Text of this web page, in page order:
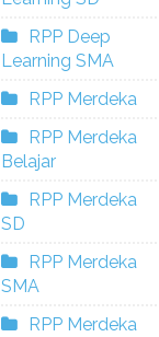
RPP Deep
Learning SMA
RPP Merdeka
RPP Merdeka
Belajar
RPP Merdeka
SD
RPP Merdeka
SMA
RPP Merdeka